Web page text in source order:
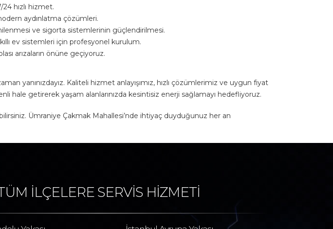
hızlı hizmet.
aydınlatma çözümleri.
ve sigorta sistemlerinin güçlendirilmesi.
ev sistemleri için profesyonel kurulum.
arızaların önüne geçiyoruz.
yanınızdayız. Kaliteli hizmet anlayışımız, hızlı çözümlerimiz ve uygun fiyat
getirerek yaşam alanlarınızda kesintisiz enerji sağlamayı hedefliyoruz.
Ümraniye Çakmak Mahallesi’nde ihtiyaç duyduğunuz her an
İLÇELERE SERVİS HİZMETİ